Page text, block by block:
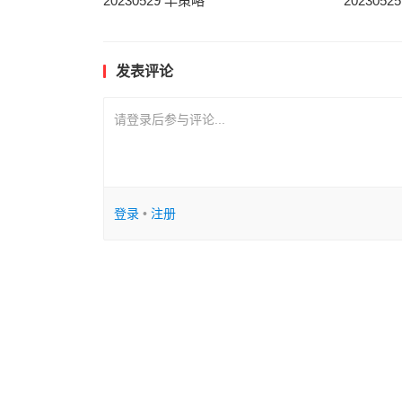
发表评论
请登录后参与评论...
登录• 注册